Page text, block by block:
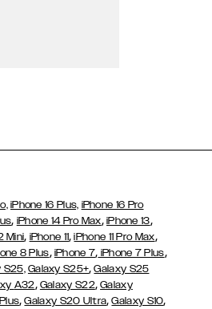
iPhone 16 Plus, iPhone 16 Pro
, iPhone 14 Pro Max, iPhone 13,
Mini, iPhone 11,iPhone 11 Pro Max,
8 Plus, iPhone 7, iPhone 7 Plus,
S25, Galaxy S25+,Galaxy S25
A32, Galaxy S22,Galaxy
,Galaxy S20 Ultra,Galaxy S10,